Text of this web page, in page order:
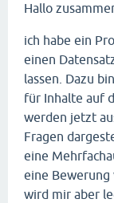
Hallo
ich habe ein
einen
lassen. Dazu
für Inhalte auf
werden jetzt
Fragen
eine
eine Bewerung
wird mir aber